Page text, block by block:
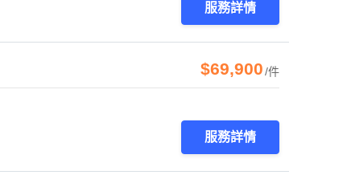
服務詳情
$69,900/件
服務詳情